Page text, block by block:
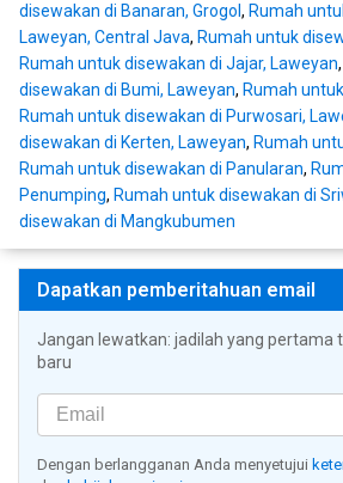
disewakan di Banaran, Grogol , Rumah
Laweyan, Central Java, Rumah untuk
Rumah untuk disewakan di Jajar, Laweyan,
disewakan di Bumi, Laweyan, Rumah
Rumah untuk disewakan di Purwosari,
disewakan di Kerten, Laweyan, Rumah
Rumah untuk disewakan di Panularan,
Penumping, Rumah untuk disewakan di
disewakan di Mangkubumen
Dapatkan pemberitahuan email
Jangan lewatkan: jadilah yang pertama
baru
Dengan berlangganan Anda menyetujui